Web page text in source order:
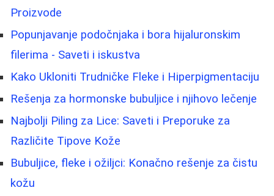
Proizvode
Popunjavanje podočnjaka i bora hijaluronskim
filerima - Saveti i iskustva
Kako Ukloniti Trudničke Fleke i Hiperpigmentaciju
Rešenja za hormonske bubuljice i njihovo lečenje
Najbolji Piling za Lice: Saveti i Preporuke za
Različite Tipove Kože
Bubuljice, fleke i ožiljci: Konačno rešenje za čistu
kožu